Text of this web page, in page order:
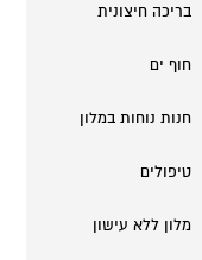
והנפש- מבריכות
עיסויים ועד
בריכה חיצונית
חוף ים
חנות נוחות במלון
טיפולים
מלון ללא עישון